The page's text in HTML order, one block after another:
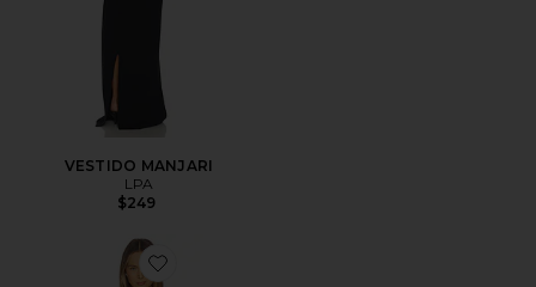
VESTIDO MANJARI
LPA
$249
Favorite VESTIDO ARABELLE